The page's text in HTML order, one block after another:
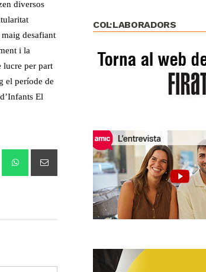
diversos
desafiant
i la
lucre per part
el període de
El
COL·LABORADORS